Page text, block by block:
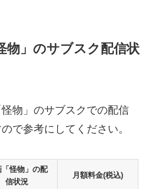
物」のサブスク配信状
物」のサブスクでの配信
で参考にしてください。
「怪物」の配
信状況
月額料金(税込)